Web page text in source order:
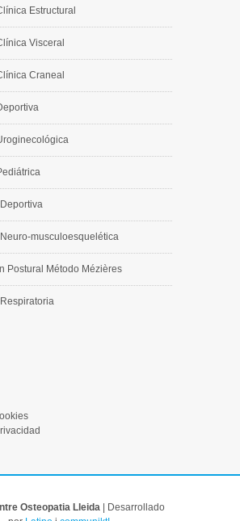
Estructural
Visceral
Craneal
musculoesquelética
Postural Método Mézières
Osteopatia Lleida | Desarrollado